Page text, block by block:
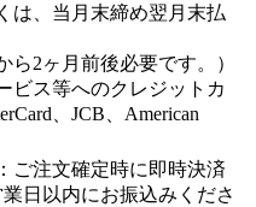
は、当月末締め翌月末払
2ヶ月前後必要です。）
ビス等へのクレジットカ
、JCB、American
ご注文確定時に即時決済
日以内にお振込みくださ